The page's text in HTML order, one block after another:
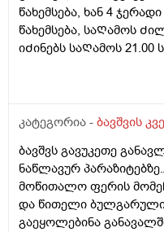
წახემსება, ხან 4
წახემსება, საᲦამოს
იᲫინებს საᲦამოს 21.00
დილიᲗ იᲦვიᲫებს ხან
არის 12 კილო და 900
კვებიდან დილის
კატეგორია - ბავშვის
ბავშვს გავუკეთე
ნაწლავურ
მოწითალო ფერის
და წითელი ბულგარული
გაეყოლებინა